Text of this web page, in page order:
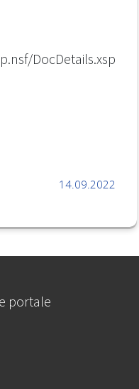
DocDetails.xsp
14.09.2022
portale